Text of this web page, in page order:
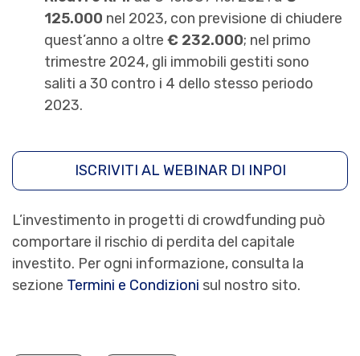
125.000 nel 2023, con previsione di chiudere
quest’anno a oltre € 232.000; nel primo
trimestre 2024, gli immobili gestiti sono
saliti a 30 contro i 4 dello stesso periodo
2023.
ISCRIVITI AL WEBINAR DI INPOI
L’investimento in progetti di crowdfunding può
comportare il rischio di perdita del capitale
investito. Per ogni informazione, consulta la
sezione Termini e Condizioni sul nostro sito.